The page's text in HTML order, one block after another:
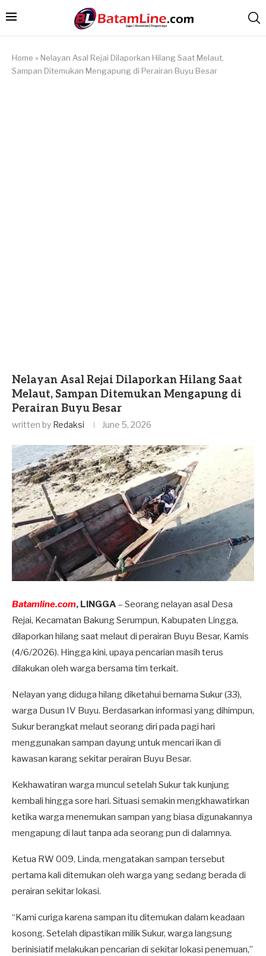
Home » Nelayan Asal Rejai Dilaporkan Hilang Saat Melaut,
Sampan Ditemukan Mengapung di Perairan Buyu Besar
Nelayan Asal Rejai Dilaporkan Hilang Saat
Melaut, Sampan Ditemukan Mengapung di
Perairan Buyu Besar
written by Redaksi June 5, 2026
Batamline.com, LINGGA – Seorang nelayan asal Desa
Rejai, Kecamatan Bakung Serumpun, Kabupaten Lingga,
dilaporkan hilang saat melaut di perairan Buyu Besar, Kamis
(4/6/2026). Hingga kini, upaya pencarian masih terus
dilakukan oleh warga bersama tim terkait.
Nelayan yang diduga hilang diketahui bernama Sukur (33),
warga Dusun IV Buyu. Berdasarkan informasi yang dihimpun,
Sukur berangkat melaut seorang diri pada pagi hari
menggunakan sampan dayung untuk mencari ikan di
kawasan karang sekitar perairan Buyu Besar.
Kekhawatiran warga muncul setelah Sukur tak kunjung
kembali hingga sore hari. Situasi semakin mengkhawatirkan
ketika warga menemukan sampan yang biasa digunakannya
mengapung di laut tanpa ada seorang pun di dalamnya.
Ketua RW 009, Linda, mengatakan sampan tersebut
pertama kali ditemukan oleh warga yang sedang berada di
perairan sekitar lokasi.
“Kami curiga karena sampan itu ditemukan dalam keadaan
kosong. Setelah dipastikan milik Sukur, warga langsung
berinisiatif melakukan pencarian di sekitar lokasi penemuan,”